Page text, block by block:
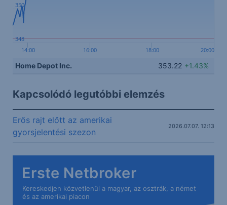
14:00 16:00 18:00 20:00
348
350
Home Depot Inc. 353.22 +1.43%
Kapcsolódó legutóbbi elemzés
Erős rajt előtt az amerikai
gyorsjelentési szezon
2026.07.07. 12:13
Erste Netbroker
Kereskedjen közvetlenül a magyar, az osztrák, a német
és az amerikai piacon